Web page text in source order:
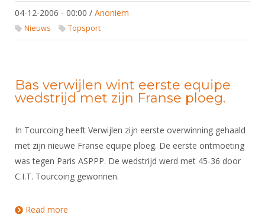
04-12-2006 - 00:00 / Anoniem
Nieuws Topsport
Bas verwijlen wint eerste equipe
wedstrijd met zijn Franse ploeg.
In Tourcoing heeft Verwijlen zijn eerste overwinning gehaald
met zijn nieuwe Franse equipe ploeg. De eerste ontmoeting
was tegen Paris ASPPP. De wedstrijd werd met 45-36 door
C.I.T. Tourcoing gewonnen.
Read more